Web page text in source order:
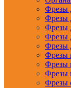
Фрезы
Фрезы
Фрезы
Фрезы
Фрезы
Фрезы
Фрезы
Фрезы
Фрезы